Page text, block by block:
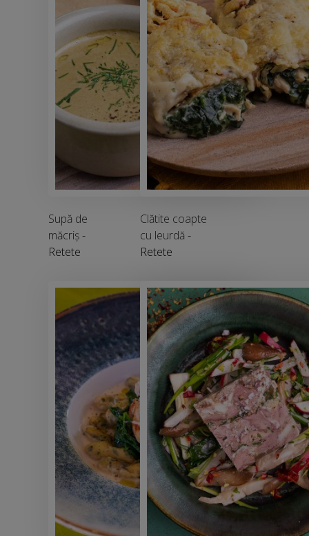
Supă de
măcriș-
Retete
Clătite coapte
cu leurdă -
Retete